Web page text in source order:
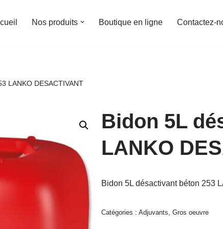
Nos produits Boutique en ligne Contactez-
LANKO DESACTIVANT
Bidon 5L
LANKO
Bidon 5L désactivant béton 253
Catégories : Adjuvants, Gros oeuvre